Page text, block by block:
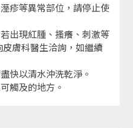
疹等異常部位，請停止使
出現紅腫、搔癢、刺激等
膚科醫生洽詢，如繼續
快以清水沖洗乾淨。
觸及的地方。